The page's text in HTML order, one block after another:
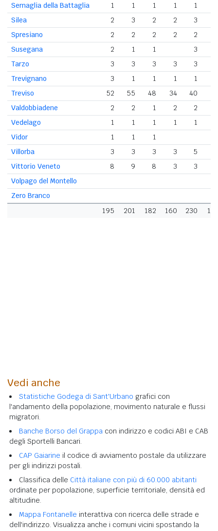
Sernaglia della Battaglia
1 1 1 1 1
Silea
2 3 2 2 3
Spresiano
2 2 2 2 2
Susegana
2 1 1 3
Tarzo
3 3 3 3 3
Trevignano
3 1 1 1 1
Treviso
52 55 48 34 40
Valdobbiadene
2 2 1 2 2
Vedelago
1 1 1 1 1
Vidor
1 1
1
Villorba
3 3 3 3 5
Vittorio Veneto
8 9 8 3 3
Volpago del Montello
Zero Branco
195
201 182 160 230
Vedi anche
Statistiche Godega di Sant'Urbano grafici con
l'andamento della popolazione, movimento naturale e flussi
migratori.
Banche Borso del Grappa con indirizzo e codici ABI e CAB
degli Sportelli Bancari.
CAP Gaiarine il codice di avviamento postale da utilizzare
per gli indirizzi postali.
Classifica delle Città italiane con più di 60.000 abitanti
ordinate per popolazione, superficie territoriale, densità ed
altitudine.
Mappa Fontanelle interattiva con ricerca delle strade e
dell'indirizzo. Visualizza anche i comuni vicini spostando la